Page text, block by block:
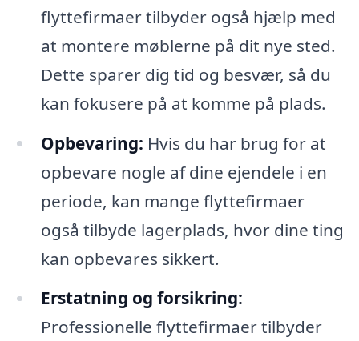
flyttefirmaer tilbyder også hjælp med
at montere møblerne på dit nye sted.
Dette sparer dig tid og besvær, så du
kan fokusere på at komme på plads.
Opbevaring: Hvis du har brug for at
opbevare nogle af dine ejendele i en
periode, kan mange flyttefirmaer
også tilbyde lagerplads, hvor dine ting
kan opbevares sikkert.
Erstatning og forsikring:
Professionelle flyttefirmaer tilbyder